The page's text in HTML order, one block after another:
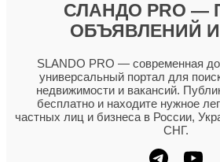
СЛАНДО PRO —
ОБЪЯВЛЕНИЙ И
SLANDO PRO — современная
универсальный портал для
недвижимости и вакансий.
бесплатно и находите нужное
частных лиц и бизнеса в России,
СНГ.